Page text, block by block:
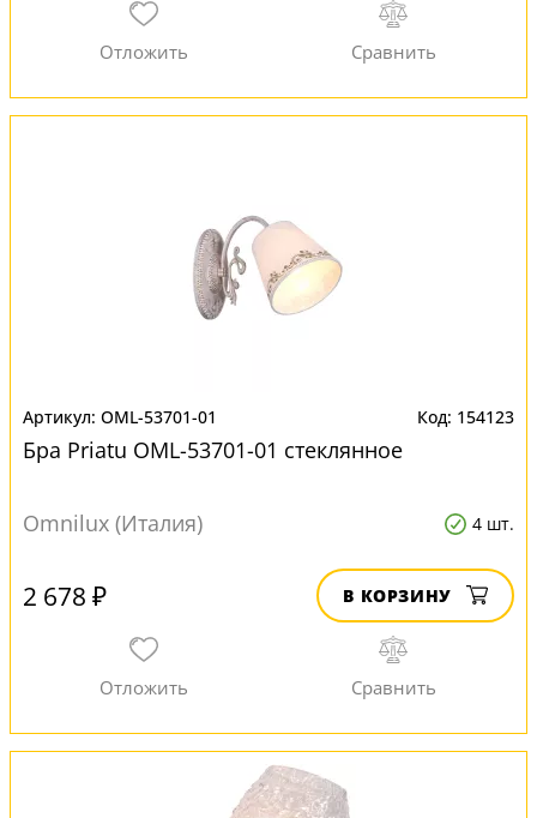
OML-53701-01 154123
Бра Priatu OML-53701-01 стеклянное
Omnilux (Италия) 4 шт.
2 678 ₽ В КОРЗИНУ